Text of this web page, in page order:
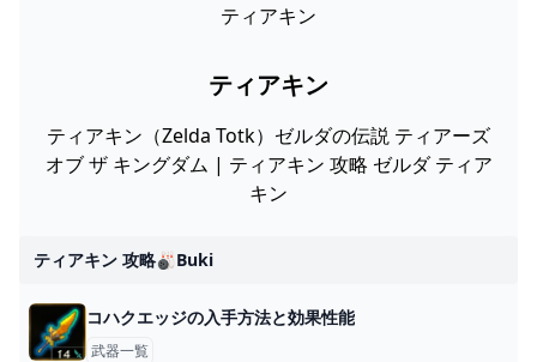
ティアキン
ティアキン
ティアキン（Zelda Totk）ゼルダの伝説 ティアーズ
オブ ザ キングダム | ティアキン 攻略 ゼルダ ティア
キン
ティアキン 攻略🎳buki
コハクエッジの入手方法と効果性能
武器一覧